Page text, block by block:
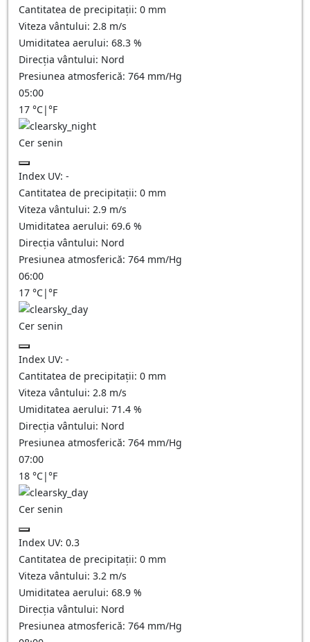
Cantitatea de precipitații: 0 mm
Viteza vântului: 2.8 m/s
Umiditatea aerului: 68.3 %
Direcția vântului: Nord
Presiunea atmosferică: 764 mm/Hg
05:00
17 °C|°F
Cer senin
Index UV: -
Cantitatea de precipitații: 0 mm
Viteza vântului: 2.9 m/s
Umiditatea aerului: 69.6 %
Direcția vântului: Nord
Presiunea atmosferică: 764 mm/Hg
06:00
17 °C|°F
Cer senin
Index UV: -
Cantitatea de precipitații: 0 mm
Viteza vântului: 2.8 m/s
Umiditatea aerului: 71.4 %
Direcția vântului: Nord
Presiunea atmosferică: 764 mm/Hg
07:00
18 °C|°F
Cer senin
Index UV: 0.3
Cantitatea de precipitații: 0 mm
Viteza vântului: 3.2 m/s
Umiditatea aerului: 68.9 %
Direcția vântului: Nord
Presiunea atmosferică: 764 mm/Hg